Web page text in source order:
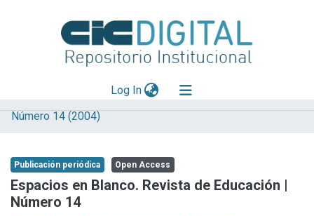
Log In(current)
Explorar
Aportar material
Statistics
Número 14 (2004)
Publicación periódica Open Access
Espacios en Blanco. Revista de Educación |
Número 14